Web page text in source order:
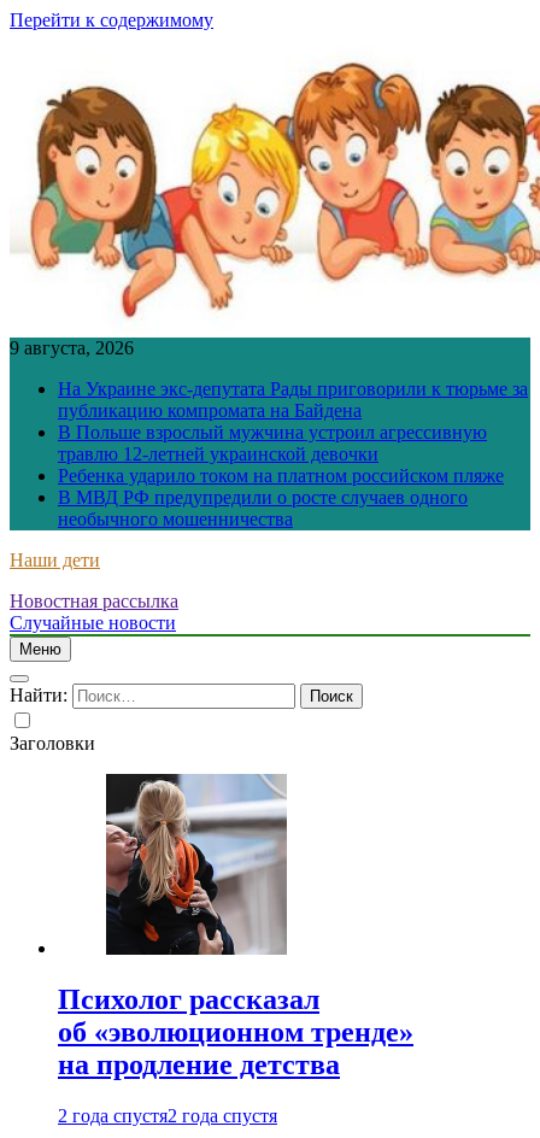
Перейти к содержимому
9 августа, 2026
На Украине экс-депутата Рады приговорили к тюрьме за
публикацию компромата на Байдена
В Польше взрослый мужчина устроил агрессивную
травлю 12-летней украинской девочки
Ребенка ударило током на платном российском пляже
В МВД РФ предупредили о росте случаев одного
необычного мошенничества
Наши дети
Новостная рассылка
Случайные новости
Меню
Найти:
Заголовки
Психолог рассказал
об «эволюционном тренде»
на продление детства
2 года спустя2 года спустя